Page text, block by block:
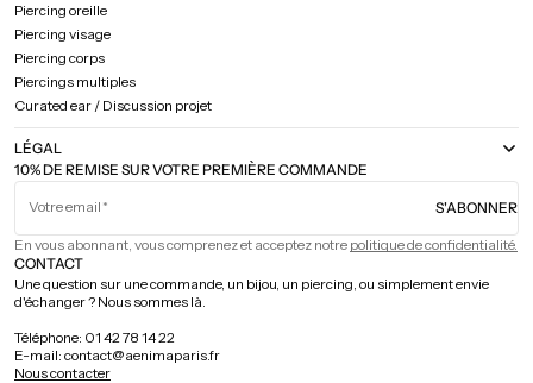
10% DE REMISE SUR VOTRE PREMIÈRE COMMANDE
Votre email S'ABONNER
En vous abonnant, vous comprenez et acceptez notre politique de confidentialité.
Piercing oreille
Piercing visage
Piercing corps
Piercings multiples
Curated ear / Discussion projet
LÉGAL
CONTACT
Une question sur une commande, un bijou, un piercing, ou simplement envie
d'échanger ? Nous sommes là.
Téléphone: 01 42 78 14 22
E-mail: contact@aenimaparis.fr
Nous contacter